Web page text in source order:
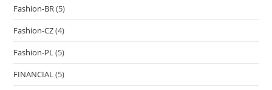
Fashion-BR(5)
Fashion-CZ(4)
Fashion-PL(5)
FINANCIAL(5)